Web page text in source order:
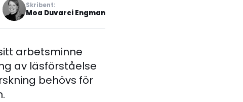
Skribent:
Moa Duvarci Engman
arbetsminne
av läsförståelse
behövs för